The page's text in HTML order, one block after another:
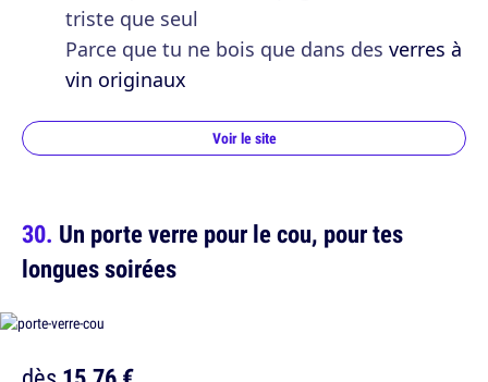
triste que seul
Parce que tu ne bois que dans des verres à
vin originaux
Voir le site
Un porte verre pour le cou, pour tes
longues soirées